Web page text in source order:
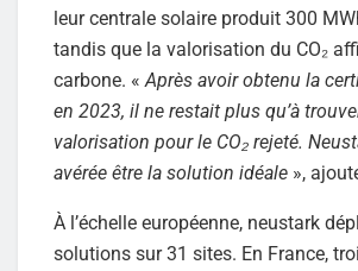
leur centrale solaire produit 300
tandis que la valorisation du CO₂
carbone. « Après avoir obtenu la
en 2023, il ne restait plus qu’à
valorisation pour le CO₂ rejeté.
avérée être la solution idéale »,
À l’échelle européenne, neustark
solutions sur 31 sites. En France,